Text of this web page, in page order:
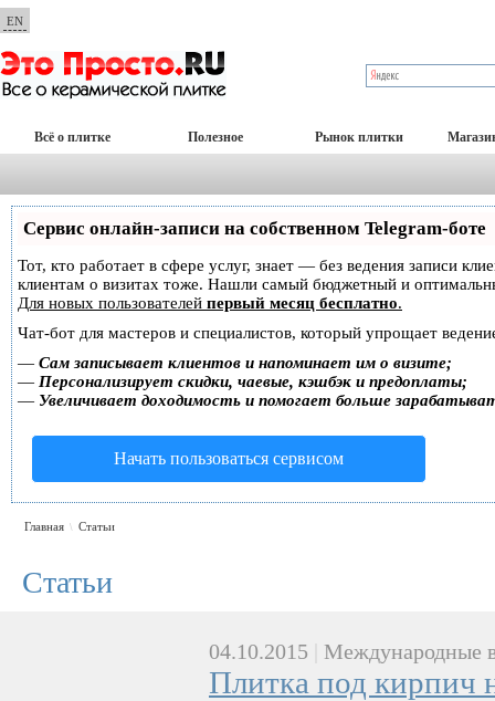
EN
Всё о плитке Полезное Рынок плитки
Сервис онлайн-записи на собственном Telegram-боте
Тот, кто работает в сфере услуг, знает — без ведения записи
клиентам о визитах тоже. Нашли самый бюджетный и
Для новых пользователей первый месяц бесплатно.
Чат-бот для мастеров и специалистов, который упрощает
— Сам записывает клиентов и напоминает им о визите;
— Персонализирует скидки, чаевые, кэшбэк и предоплаты;
— Увеличивает доходимость и помогает больше
Начать пользоваться сервисом
Главная \ Статьи
Статьи
04.10.2015 Международные
Плитка под кирпич